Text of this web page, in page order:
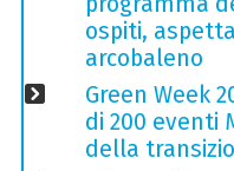
ospiti,
arcobaleno
Green Week
di 200 eventi
della